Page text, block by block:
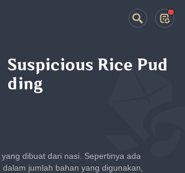
Suspicious Rice Pud
ding
dibuat dari nasi. Sepertinya ada
jumlah bahan yang digunakan,